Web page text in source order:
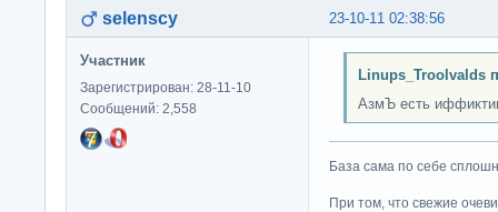
23-10-11 02:38:56
selenscy
Участник
Зарегистрирован: 28-11-10
Сообщений: 2,558
Linups_Troolvalds
АзмЪ есть
База сама по себе
При том, что свежие